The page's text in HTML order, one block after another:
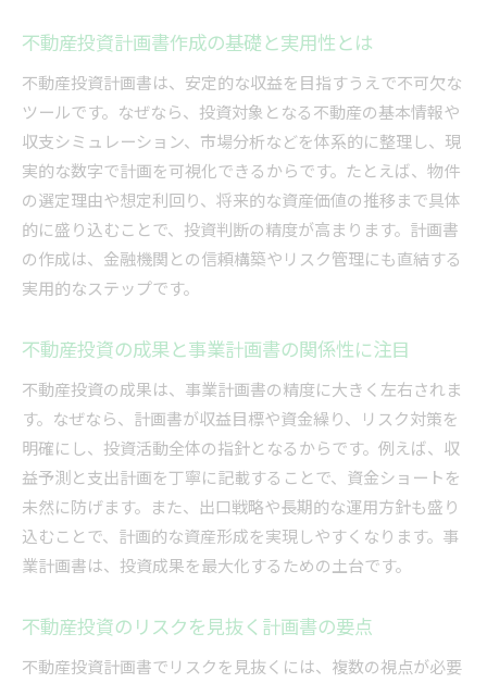
不動産投資で効果的な資金管理を実現する方法
不動産投資計画書が資金繰りを安定させる仕組
み
不動産計画書活用で金融機関の信頼を得るコツ
不動産投資資金計画書の作成時に注意したい点
収益安定化を目指す不動産投資計画のポイント
不動産投資の収益安定を支える計画書の工夫
不動産投資計画で収支バランスを見極める方法
践法
不動産投資で長期収益を確保する計画立案術
不動産投資計画書による安定収入の実現プロセ
ス
不動産投資で元を取るまでの期間と計画の重要
性
不動産投資で事業計画書テンプレートを活用する方
法
不動産投資計画書テンプレート選びのコツ
不動産投資で使える事業計画書例の活かし方
不動産投資計画書作成の基礎と実用性とは
不動産投資計画書は、安定的な収益を目指すうえで不可欠な
ツールです。なぜなら、投資対象となる不動産の基本情報や
収支シミュレーション、市場分析などを体系的に整理し、現
実的な数字で計画を可視化できるからです。たとえば、物件
の選定理由や想定利回り、将来的な資産価値の推移まで具体
的に盛り込むことで、投資判断の精度が高まります。計画書
の作成は、金融機関との信頼構築やリスク管理にも直結する
実用的なステップです。
不動産投資の成果と事業計画書の関係性に注目
不動産投資の成果は、事業計画書の精度に大きく左右されま
す。なぜなら、計画書が収益目標や資金繰り、リスク対策を
明確にし、投資活動全体の指針となるからです。例えば、収
益予測と支出計画を丁寧に記載することで、資金ショートを
未然に防げます。また、出口戦略や長期的な運用方針も盛り
込むことで、計画的な資産形成を実現しやすくなります。事
業計画書は、投資成果を最大化するための土台です。
不動産投資のリスクを見抜く計画書の要点
不動産投資計画書でリスクを見抜くには、複数の視点が必要